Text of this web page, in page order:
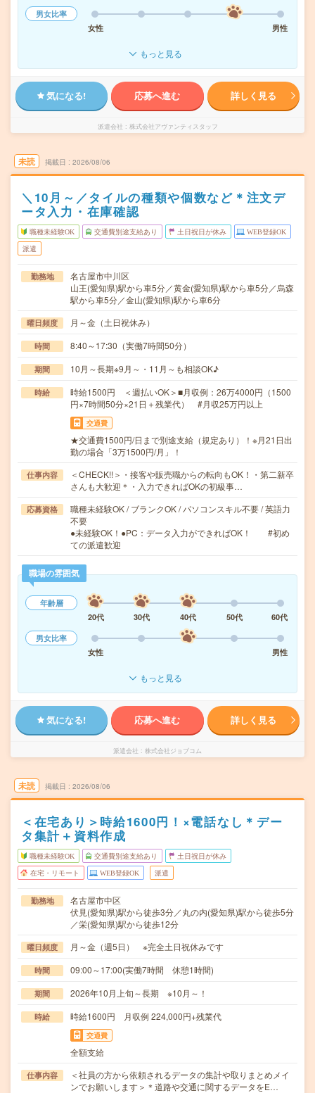
男女比率
女性
男性
もっと見る
気になる! 応募へ進む 詳しく見る
派遣会社 株式会社アヴァンティスタッフ
未読 掲載日 2026/08/06
＼10月～／タイルの種類や個数など＊注文デ
ータ入力・在庫確認
職種未経験OK 交通費別途支給あり 土日祝日が休み WEB登録OK
派遣
勤務地
名古屋市中川区
山王(愛知県)駅から車5分／黄金(愛知県)駅から車5分／烏森
駅から車5分／金山(愛知県)駅から車6分
曜日頻度 月～金（土日祝休み）
時間 8:40～17:30（実働7時間50分）
期間 10月～長期※9月～・11月～も相談OK♪
時給
時給1500円 ＜週払いOK＞■月収例：26万4000円（1500
円×7時間50分×21日＋残業代） #月収25万円以上
交通費
★交通費1500円/日まで別途支給（規定あり）！※月21日出
勤の場合「3万1500円/月」！
仕事内容
＜CHECK!!＞・接客や販売職からの転向もOK！・第二新卒
さんも大歓迎＊・入力できればOKの初級事…
応募資格
職種未経験OK / ブランクOK / パソコンスキル不要 / 英語力
不要
●未経験OK！●PC：データ入力ができればOK！ #初め
ての派遣歓迎
職場の雰囲気
年齢層
20代
30代 40代 50代
60代
男女比率
女性
男性
もっと見る
気になる! 応募へ進む 詳しく見る
派遣会社 株式会社ジョブコム
未読 掲載日 2026/08/06
＜在宅あり＞時給1600円！×電話なし＊デー
タ集計＋資料作成
職種未経験OK 交通費別途支給あり 土日祝日が休み
在宅・リモート WEB登録OK 派遣
勤務地
名古屋市中区
伏見(愛知県)駅から徒歩3分／丸の内(愛知県)駅から徒歩5分
／栄(愛知県)駅から徒歩12分
曜日頻度 月～金（週5日） ※完全土日祝休みです
時間 09:00～17:00(実働7時間 休憩1時間)
期間 2026年10月上旬～長期 ※10月～！
時給 時給1600円 月収例 224,000円+残業代
交通費
全額支給
仕事内容
＜社員の方から依頼されるデータの集計や取りまとめメイ
ンでお願いします＞＊道路や交通に関するデータをE…